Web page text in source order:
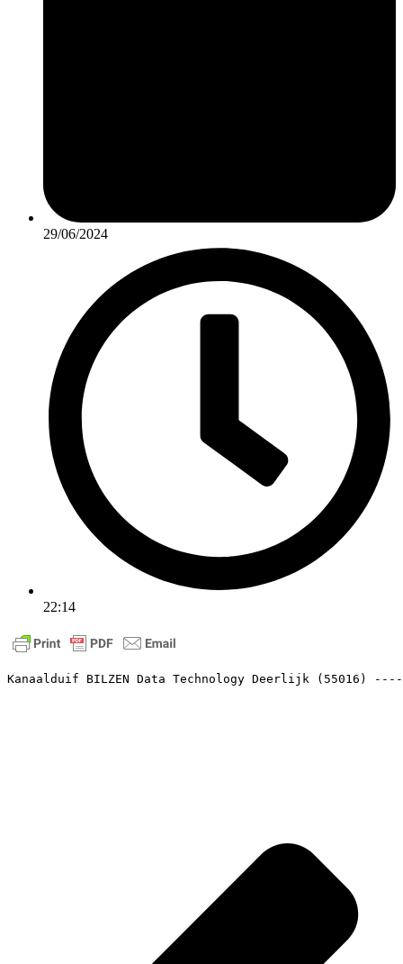
29/06/2024
22:14
Kanaalduif BILZEN Data Technology Deerlijk (55016)